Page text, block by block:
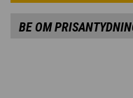
BE OM